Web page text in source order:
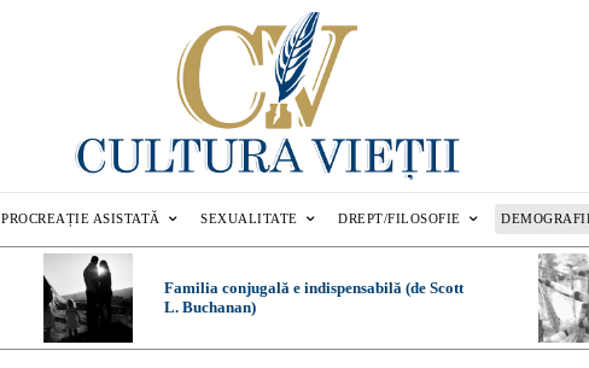
PROCREAȚIE ASISTATĂ SEXUALITATE DREPT/FILOSOFIE
Familia conjugală e indispensabilă (de Scott
L. Buchanan)